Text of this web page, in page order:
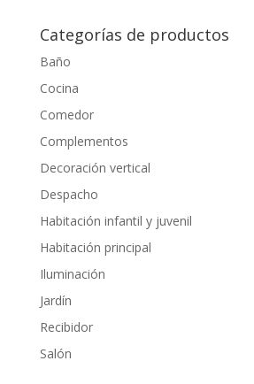
Categorías de productos
Baño
Cocina
Comedor
Complementos
Decoración vertical
Despacho
Habitación infantil y juvenil
Habitación principal
Iluminación
Jardín
Recibidor
Salón